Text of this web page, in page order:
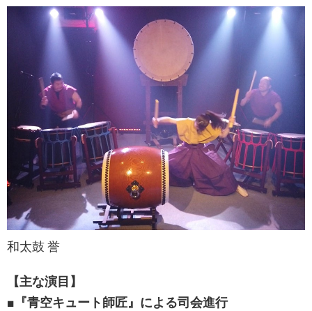
和太鼓 誉
【主な演目 】
■『青空キュート師匠』による司会進行